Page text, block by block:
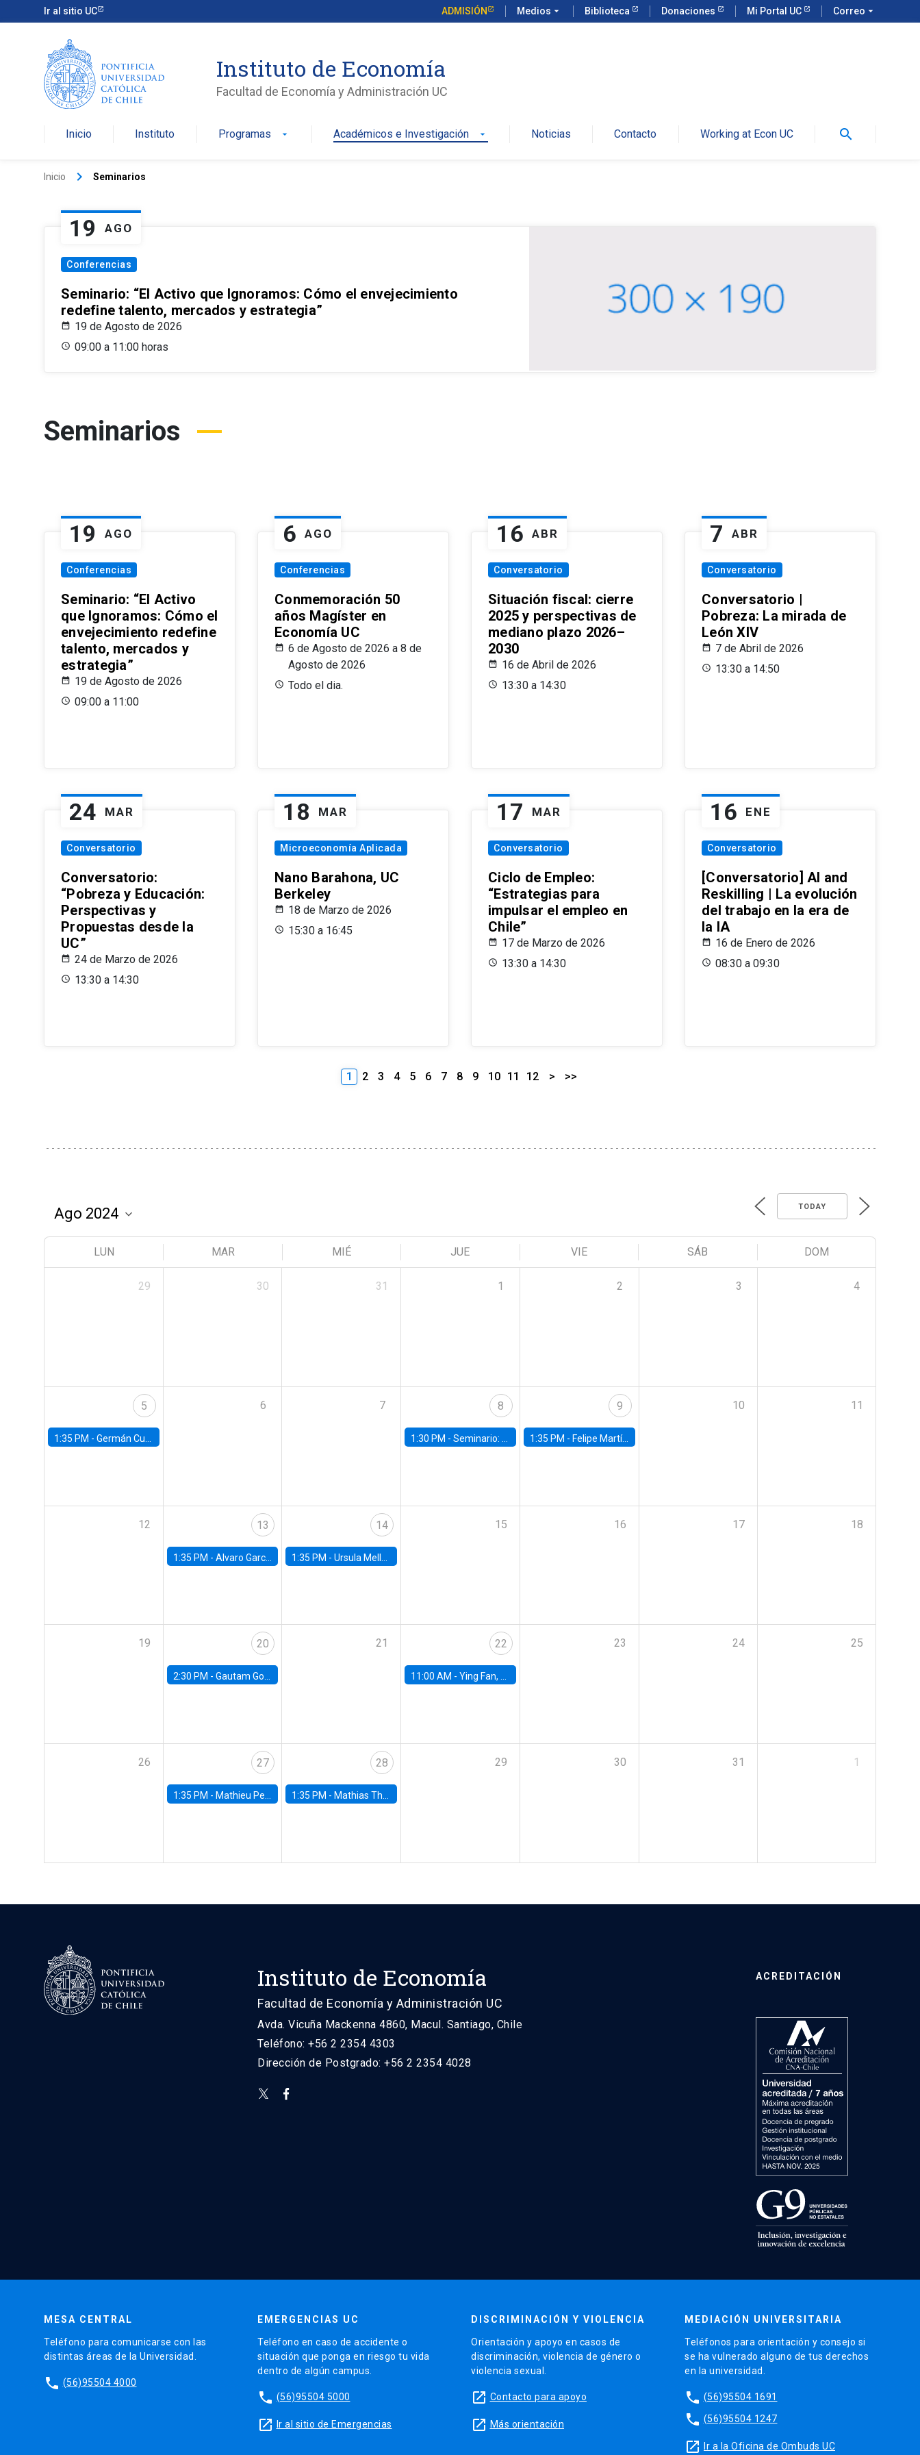
Ir al sitio UC ADMISIÓN Medios arrow_drop_down Biblioteca Donaciones Mi Portal UC Correo arrow_drop_down
Instituto de Economía
Facultad de Economía y Administración UC
Inicio Instituto Programas arrow_drop_down Académicos e Investigación arrow_drop_down Noticias Contacto Working at Econ UC search
Inicio keyboard_arrow_right Seminarios
19 AGO
Conferencias
Seminario: “El Activo que Ignoramos: Cómo el envejecimiento
redefine talento, mercados y estrategia”
19 de Agosto de 2026
09:00 a 11:00 horas
Seminarios
19 AGO
Conferencias
Seminario: “El Activo
que Ignoramos: Cómo el
envejecimiento redefine
talento, mercados y
estrategia”
19 de Agosto de 2026
09:00 a 11:00
6 AGO
Conferencias
Conmemoración 50
años Magíster en
Economía UC
6 de Agosto de 2026 a 8 de
Agosto de 2026
Todo el dia.
16 ABR
Conversatorio
Situación fiscal: cierre
2025 y perspectivas de
mediano plazo 2026–
2030
16 de Abril de 2026
13:30 a 14:30
7 ABR
Conversatorio
Conversatorio |
Pobreza: La mirada de
León XIV
7 de Abril de 2026
13:30 a 14:50
24 MAR
Conversatorio
Conversatorio:
“Pobreza y Educación:
Perspectivas y
Propuestas desde la
UC”
24 de Marzo de 2026
13:30 a 14:30
18 MAR
Microeconomía Aplicada
Nano Barahona, UC
Berkeley
18 de Marzo de 2026
15:30 a 16:45
17 MAR
Conversatorio
Ciclo de Empleo:
“Estrategias para
impulsar el empleo en
Chile”
17 de Marzo de 2026
13:30 a 14:30
16 ENE
Conversatorio
[Conversatorio] AI and
Reskilling | La evolución
del trabajo en la era de
la IA
16 de Enero de 2026
08:30 a 09:30
1 2 3 4 5 6 7 8 9 10 11 12 > >>
TODAY
LUN MAR MIÉ JUE VIE SÁB DOM
29 30 31 1 2 3 4
5
1:35 PM - Germán Cubas, University of Houston
6 7 8
1:30 PM -Seminario: “Recuperando la humanidad para progresar en la era de la IA»
9
1:35 PM - Felipe Martínez, alumno Doctorado en Economía UC
10 11
12 13
1:35 PM - Alvaro Garcia-Marin, Universidad de Los Andes
14
1:35 PM -Ursula Mello, Insper - Institute of Education and Research
15 16 17 18
19 20
2:30 PM - Gautam Gowrisankaran, Columbia University
21 22
11:00 AM -Ying Fan, University of Michigan
23 24 25
26 27
1:35 PM - Mathieu Pedemonte, IDB
28
1:35 PM - Mathias Thoenig, University of Lausanne
29 30 31 1
Instituto de Economía
Facultad de Economía y Administración UC
Avda. Vicuña Mackenna 4860, Macul. Santiago, Chile
Teléfono: +56 2 2354 4303
Dirección de Postgrado: +56 2 2354 4028
ACREDITACIÓN
MESA CENTRAL
Teléfono para comunicarse con las
distintas áreas de la Universidad.
phone (56)95504 4000
EMERGENCIAS UC
Teléfono en caso de accidente o
situación que ponga en riesgo tu vida
dentro de algún campus.
phone (56)95504 5000
launch Ir al sitio de Emergencias
DISCRIMINACIÓN Y VIOLENCIA
Orientación y apoyo en casos de
discriminación, violencia de género o
violencia sexual.
launch Contacto para apoyo
launch Más orientación
MEDIACIÓN UNIVERSITARIA
Teléfonos para orientación y consejo si
se ha vulnerado alguno de tus derechos
en la universidad.
phone (56)95504 1691
phone (56)95504 1247
launch Ir a la Oficina de Ombuds UC